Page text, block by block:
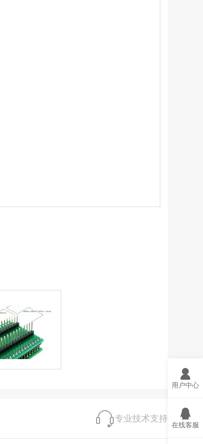
用户中心
在线客服
专业技术支持